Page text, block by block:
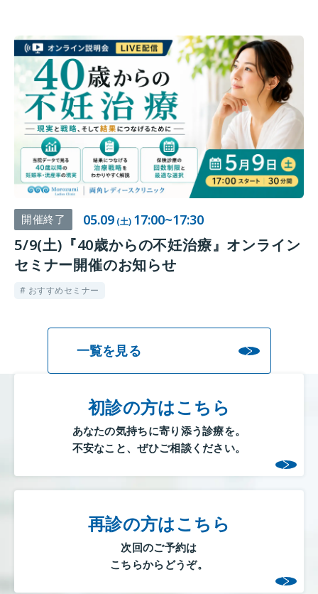
開催終了 05.09 (土) 17:00~17:30
5/9(土)『40歳からの不妊治療』オンライン
セミナー開催のお知らせ
# おすすめセミナー
一覧を見る
初診の方はこちら
あなたの気持ちに寄り添う診療を。
不安なこと、ぜひご相談ください。
再診の方はこちら
次回のご予約は
こちらからどうぞ。